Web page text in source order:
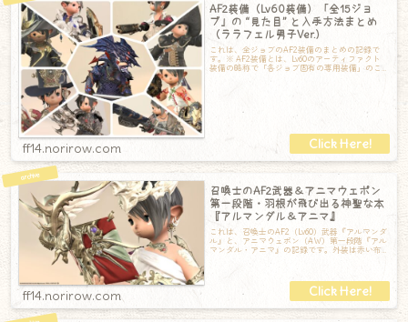
AF2装備（Lv60装備）「全15ジョ
ブ」の “見た目” と入手方法まとめ
（ララフェル男子Ver.）
これは、全ジョブのAF2装備のまとめの記録で
す。※ AF2装備とは、Lv60のアーティファクト
装備の略称で「各ジョブ固有の専用装備」のこ
ff14.norirow.com
召喚士のAF2武器＆アニマウェポン
第一段階・羽根が飛び出る神聖な本
『アルマンダル＆アニマ』
これは、召喚士のAF2（Lv60）武器『アルマンダ
ル』と、アニマウェポン（AW）第一段階『アル
マンダル・アニマ』の記録です。外装は赤い布
ff14.norirow.com